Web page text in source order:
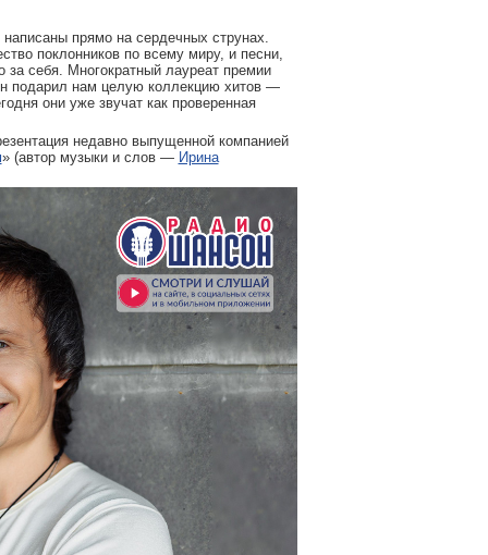
прямо на сердечных струнах.
поклонников по всему миру, и песни,
за себя. Многократный лауреат премии
подарил нам целую коллекцию хитов —
они уже звучат как проверенная
недавно выпущенной компанией
» (автор музыки и слов — Ирина